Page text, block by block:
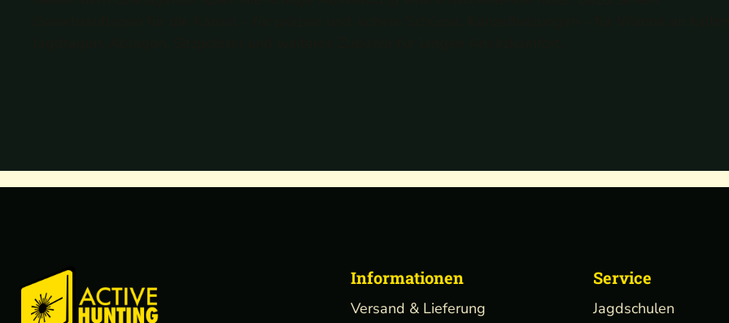
Informationen
Versand & Lieferung
Service
Jagdschulen